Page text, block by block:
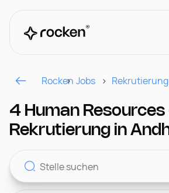
Für Arbeitgeber
Kontakt
Rocken Jobs Rekrutierung
4 Human Resources
Rekrutierung in